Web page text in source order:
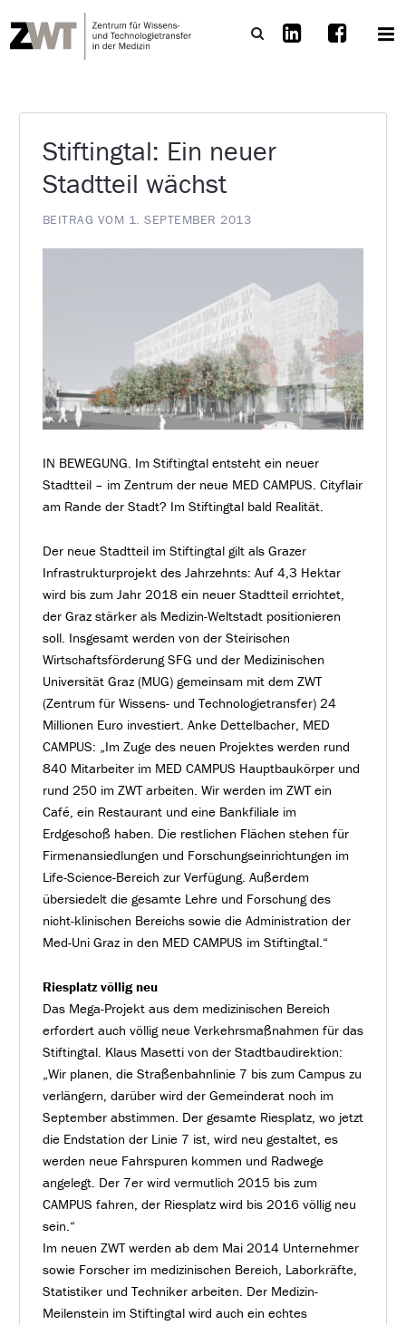
Stiftingtal: Ein neuer
Stadtteil wächst
BEITRAG VOM 1. SEPTEMBER 2013
IN BEWEGUNG. Im Stiftingtal entsteht ein neuer
Stadtteil – im Zentrum der neue MED CAMPUS. Cityflair
am Rande der Stadt? Im Stiftingtal bald Realität.
Der neue Stadtteil im Stiftingtal gilt als Grazer
Infrastrukturprojekt des Jahrzehnts: Auf 4,3 Hektar
wird bis zum Jahr 2018 ein neuer Stadtteil errichtet,
der Graz stärker als Medizin-Weltstadt positionieren
soll. Insgesamt werden von der Steirischen
Wirtschaftsförderung SFG und der Medizinischen
Universität Graz (MUG) gemeinsam mit dem ZWT
(Zentrum für Wissens- und Technologietransfer) 24
Millionen Euro investiert. Anke Dettelbacher, MED
CAMPUS: „Im Zuge des neuen Projektes werden rund
840 Mitarbeiter im MED CAMPUS Hauptbaukörper und
rund 250 im ZWT arbeiten. Wir werden im ZWT ein
Café, ein Restaurant und eine Bankfiliale im
Erdgeschoß haben. Die restlichen Flächen stehen für
Firmenansiedlungen und Forschungseinrichtungen im
Life-Science-Bereich zur Verfügung. Außerdem
übersiedelt die gesamte Lehre und Forschung des
nicht-klinischen Bereichs sowie die Administration der
Med-Uni Graz in den MED CAMPUS im Stiftingtal.“
Riesplatz völlig neu
Das Mega-Projekt aus dem medizinischen Bereich
erfordert auch völlig neue Verkehrsmaßnahmen für das
Stiftingtal. Klaus Masetti von der Stadtbaudirektion:
„Wir planen, die Straßenbahnlinie 7 bis zum Campus zu
verlängern, darüber wird der Gemeinderat noch im
September abstimmen. Der gesamte Riesplatz, wo jetzt
die Endstation der Linie 7 ist, wird neu gestaltet, es
werden neue Fahrspuren kommen und Radwege
angelegt. Der 7er wird vermutlich 2015 bis zum
CAMPUS fahren, der Riesplatz wird bis 2016 völlig neu
sein.“
Im neuen ZWT werden ab dem Mai 2014 Unternehmer
sowie Forscher im medizinischen Bereich, Laborkräfte,
Statistiker und Techniker arbeiten. Der Medizin-
Meilenstein im Stiftingtal wird auch ein echtes